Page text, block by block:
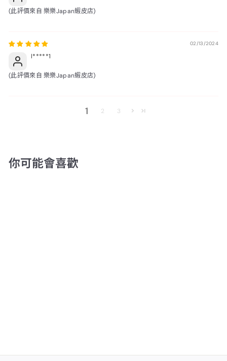
(此評價來自 樂樂Japan蝦皮店)
02/13/2024
l*****1
(此評價來自 樂樂Japan蝦皮店)
1 2 3
你可能會喜歡